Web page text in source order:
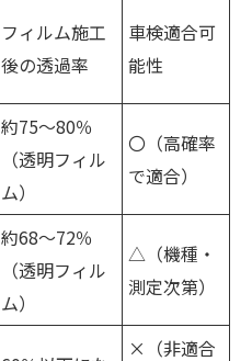
フィルム施工
後の透過率
車検適合可
能性
約75〜80％
（透明フィル
ム）
〇（高確率
で適合）
約68〜72％
（透明フィル
ム）
△（機種・
測定次第）
×（非適合